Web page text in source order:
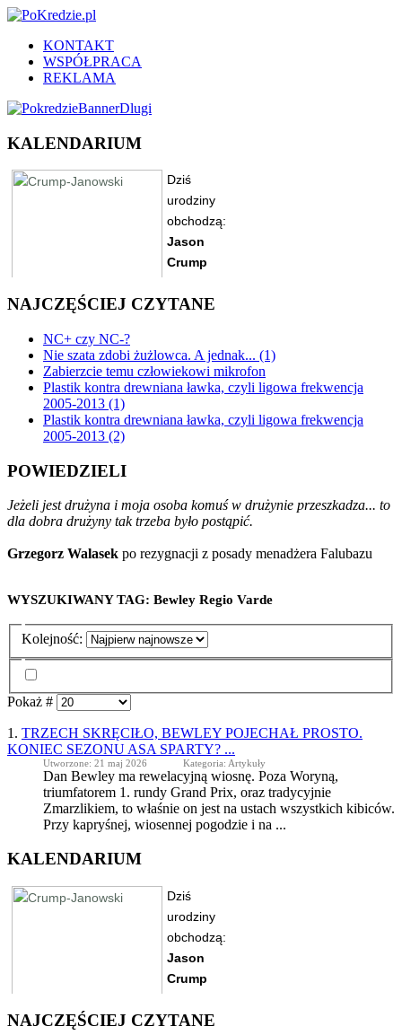
KONTAKT
WSPÓŁPRACA
REKLAMA
KALENDARIUM
NAJCZĘŚCIEJ CZYTANE
NC+ czy NC-?
Nie szata zdobi żużlowca. A jednak... (1)
Zabierzcie temu człowiekowi mikrofon
Plastik kontra drewniana ławka, czyli ligowa frekwencja
2005-2013 (1)
Plastik kontra drewniana ławka, czyli ligowa frekwencja
2005-2013 (2)
POWIEDZIELI
Jeżeli jest drużyna i moja osoba komuś w drużynie przeszkadza... to
dla dobra drużyny tak trzeba było postąpić.
Grzegorz Walasek po rezygnacji z posady menadżera Falubazu
WYSZUKIWANY TAG: Bewley Regio Varde
Kolejność:
Pokaż #
1. TRZECH SKRĘCIŁO, BEWLEY POJECHAŁ PROSTO.
KONIEC SEZONU ASA SPARTY? ...
Utworzone: 21 maj 2026 Kategoria: Artykuły
Dan Bewley ma rewelacyjną wiosnę. Poza Woryną,
triumfatorem 1. rundy Grand Prix, oraz tradycyjnie
Zmarzlikiem, to właśnie on jest na ustach wszystkich kibiców.
Przy kapryśnej, wiosennej pogodzie i na ...
KALENDARIUM
NAJCZĘŚCIEJ CZYTANE